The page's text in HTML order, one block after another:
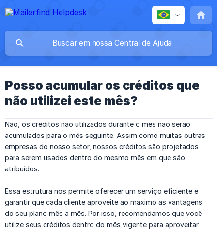
Posso acumular os créditos que
não utilizei este mês?
Não, os créditos não utilizados durante o mês não serão
acumulados para o mês seguinte. Assim como muitas outras
empresas do nosso setor, nossos créditos são projetados
para serem usados dentro do mesmo mês em que são
atribuídos.
Essa estrutura nos permite oferecer um serviço eficiente e
garantir que cada cliente aproveite ao máximo as vantagens
do seu plano mês a mês. Por isso, recomendamos que você
utilize seus créditos dentro do mês vigente para aproveitar